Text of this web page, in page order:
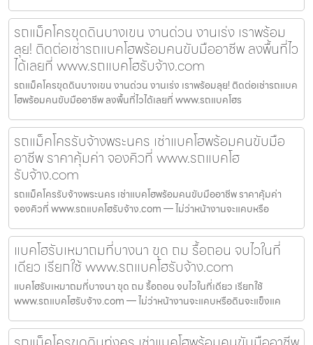
รถแม็คโครขุดดินบางเขน งานด่วน งานเร่ง เราพร้อม
ลุย! ติดต่อเช่ารถแบคโฮพร้อมคนขับมืออาชีพ ลงพื้นที่ไว
ได้เลยที่ www.รถแบคโฮรับจ้าง.com
รถแม็คโครขุดดินบางเขน งานด่วน งานเร่ง เราพร้อมลุย! ติดต่อเช่ารถแบค
โฮพร้อมคนขับมืออาชีพ ลงพื้นที่ไวได้เลยที่ www.รถแบคโฮร
รถแม็คโครรับจ้างพระนคร เช่าแบคโฮพร้อมคนขับมือ
อาชีพ ราคาคุ้มค่า จองคิวที่ www.รถแบคโฮ
รับจ้าง.com
รถแม็คโครรับจ้างพระนคร เช่าแบคโฮพร้อมคนขับมืออาชีพ ราคาคุ้มค่า
จองคิวที่ www.รถแบคโฮรับจ้าง.com — ไม่ว่าหน้างานจะแคบหรือ
แบคโฮรับเหมาถมที่บางนา ขุด ถม รื้อถอน จบไวในที่
เดียว เรียกใช้ www.รถแบคโฮรับจ้าง.com
แบคโฮรับเหมาถมที่บางนา ขุด ถม รื้อถอน จบไวในที่เดียว เรียกใช้
www.รถแบคโฮรับจ้าง.com — ไม่ว่าหน้างานจะแคบหรือดินจะแข็งแค